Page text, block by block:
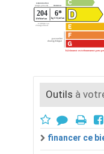
Outils à
financer ce